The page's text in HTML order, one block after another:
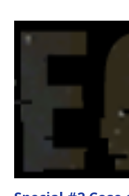
spaziare con i generi
Per farvi un esempio nel
troppi libri impegnativi e
che non è sempre un bene.
causa per il mio calo di
nessun giorno fisso, però -
Spero che la rubrica sia di
TBR+OBIETTIVI Questa è la